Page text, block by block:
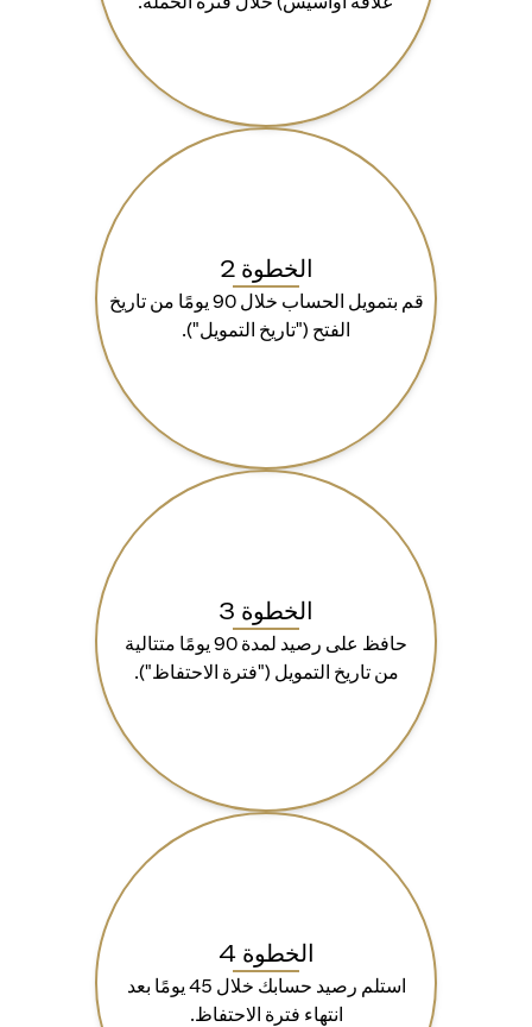
الخطوة 2
قم بتمويل الحساب خلال 90 يومًا من تاريخ
الفتح ("تاريخ التمويل").
الخطوة 3
حافظ على رصيد لمدة 90 يومًا متتالية
من تاريخ التمويل ("فترة الاحتفاظ").
الخطوة 4
استلم رصيد حسابك خلال 45 يومًا بعد
انتهاء فترة الاحتفاظ.